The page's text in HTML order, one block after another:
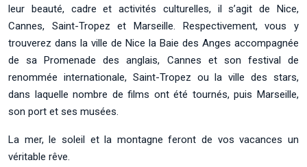
leur beauté, cadre et activités culturelles, il s’agit de Nice,
Cannes, Saint-Tropez et Marseille. Respectivement, vous y
trouverez dans la ville de Nice la Baie des Anges accompagnée
de sa Promenade des anglais, Cannes et son festival de
renommée internationale, Saint-Tropez ou la ville des stars,
dans laquelle nombre de films ont été tournés, puis Marseille,
son port et ses musées.
La mer, le soleil et la montagne feront de vos vacances un
véritable rêve.